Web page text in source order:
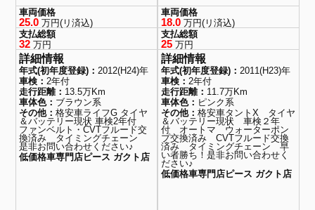
車両価格
25.0 万円(リ済込)
支払総額
32 万円
詳細情報
年式(初年度登録)： 2012(H24)年
車検： 2年付
走行距離： 13.5万Km
車体色： ブラウン系
その他：格安車ライフG タイヤ
＆バッテリー現状 車検2年付
ファンベルト・CVTフルード交
換済み タイミングチェーン
是非お問い合わせください♪
低価格車専門店ピース ガクト店
車両価格
18.0万円(リ済込)
支払総額
25万円
詳細情報
年式(初年度登録)： 2011(H23)年
車検： 2年付
走行距離： 11.7万Km
車体色： ピンク系
その他： 格安車タントX タイヤ
＆バッテリー現状 車検２年
付 オートマ ウォーターポン
プ交換済み CVTフルード交換
済み タイミングチェーン 早
い者勝ち！是非お問い合わせく
ださい♪
低価格車専門店ピース ガクト店